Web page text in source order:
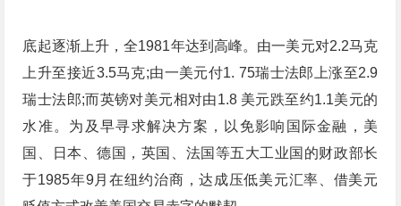
底起逐渐上升，全1981年达到高峰。由一美元对2.2马克
上升至接近3.5马克;由一美元付1. 75瑞士法郎上涨至2.9
瑞士法郎;而英镑对美元相对由1.8 美元跌至约1.1美元的
水准。为及早寻求解决方案，以免影响国际金融，美
国、日本、德国，英国、法国等五大工业国的财政部长
于1985年9月在纽约治商，达成压低美元汇率、借美元